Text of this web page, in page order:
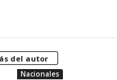
del autor
Nacionales